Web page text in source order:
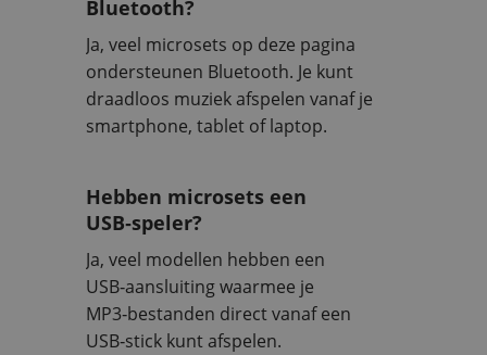
Bluetooth?
Ja, veel microsets op deze pagina
ondersteunen Bluetooth. Je kunt
draadloos muziek afspelen vanaf je
smartphone, tablet of laptop.
Hebben microsets een
USB‑speler?
Ja, veel modellen hebben een
USB‑aansluiting waarmee je
MP3‑bestanden direct vanaf een
USB‑stick kunt afspelen.